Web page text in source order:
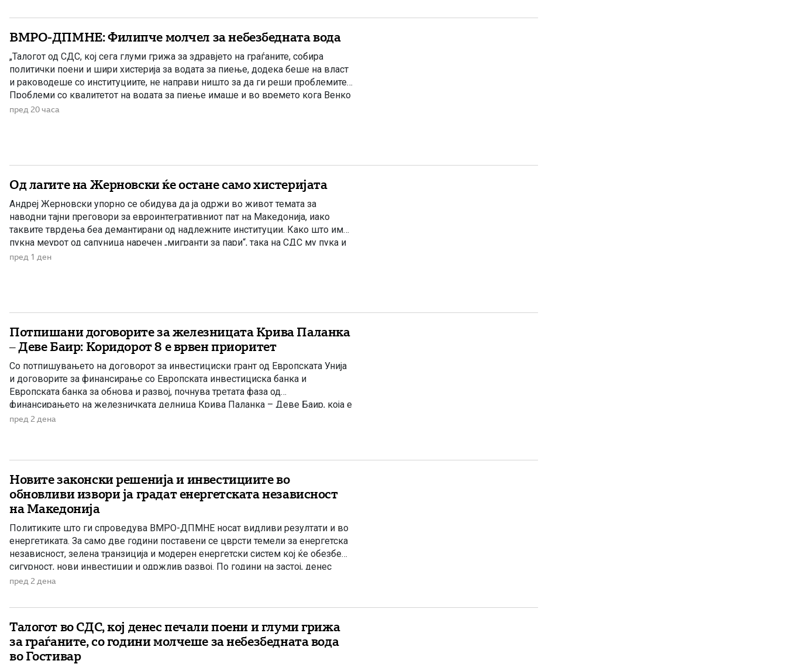
ВМРО-ДПМНЕ: Филипче молчел за небезбедната вода
„Талогот од СДС, кој сега глуми грижа за здравјето на граѓаните, собира
политички поени и шири хистерија за водата за пиење, додека беше на власт
и раководеше со институциите, не направи ништо за да ги реши проблемите.
Проблеми со квалитетот на водата за пиење имаше и во времето кога Венко
Филипче беше министер за здравство, […]
пред 20 часа
Од лагите на Жерновски ќе остане само хистеријата
Андреј Жерновски упорно се обидува да ја одржи во живот темата за
наводни тајни преговори за евроинтегративниот пат на Македонија, иако
таквите тврдења беа демантирани од надлежните институции. Како што им
пукна меурот од сапуница наречен „мигранти за пари“, така на СДС му пука и
најновата конструкција – дека власта тајно се подготвува да го […]
пред 1 ден
Потпишани договорите за железницата Крива Паланка
– Деве Баир: Коридорот 8 е врвен приоритет
Со потпишувањето на договорот за инвестициски грант од Европската Унија
и договорите за финансирање со Европската инвестициска банка и
Европската банка за обнова и развој, почнува третата фаза од
финансирањето на железничката делница Крива Паланка – Деве Баир, која е
дел од Коридорот 8. На потпишувањето во Владата присуствуваа премиерот
пред 2 дена
Новите законски решенија и инвестициите во
обновливи извори ја градат енергетската независност
на Македонија
Политиките што ги спроведува ВМРО-ДПМНЕ носат видливи резултати и во
енергетиката. За само две години поставени се цврсти темели за енергетска
независност, зелена транзиција и модерен енергетски систем кој ќе обезбеди
сигурност, нови инвестиции и одржлив развој. По години на застој, денес
Македонија има нов Закон за енергетика, усогласен со европските
пред 2 дена
Талогот во СДС, кој денес печали поени и глуми грижа
за граѓаните, со години молчеше за небезбедната вода
во Гостивар